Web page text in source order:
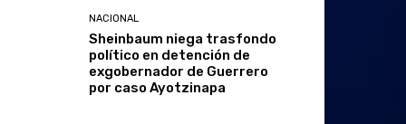
NACIONAL
Sheinbaum niega trasfondo
político en detención de
exgobernador de Guerrero
por caso Ayotzinapa